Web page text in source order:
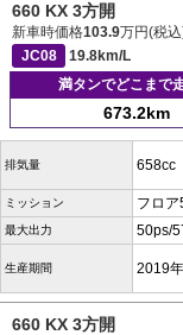
660 KX 3方開
新車時価格103.9万円(税
JC08
19.8km/L
満タンでどこまで
673.2km
排気量 658cc
ミッション フロア
最大出力 50ps/
生産期間 2019
660 KX 3方開